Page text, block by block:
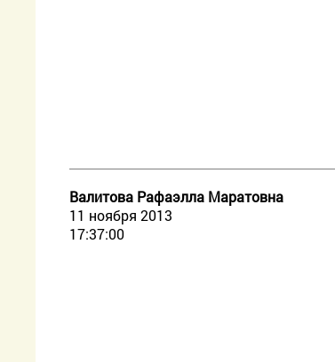
Валитова Рафаэлла Маратовна
11 ноября 2013
17:37:00